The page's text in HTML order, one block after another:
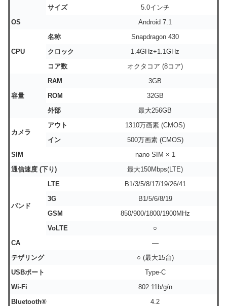
サイズ
5.0インチ
OS
Android 7.1
CPU
名称
Snapdragon 430
クロック
1.4GHz+1.1GHz
コア数
オクタコア (8コア)
容量
RAM
3GB
ROM
32GB
外部
最大256GB
カメラ
アウト
1310万画素 (CMOS)
イン
500万画素 (CMOS)
SIM
nano SIM × 1
通信速度 (下り) 最大150Mbps(LTE)
バンド
LTE
B1/3/5/8/17/19/26/41
3G
B1/5/6/8/19
GSM
850/900/1800/1900MHz
VoLTE
○
CA
―
テザリング
○ (最大15台)
USBポート
Type-C
Wi-Fi
802.11b/g/n
Bluetooth®
4.2